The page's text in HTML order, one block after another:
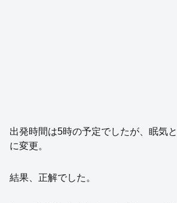
出発時間は5時の予定でしたが、眠気
に変更。
結果、正解でした。